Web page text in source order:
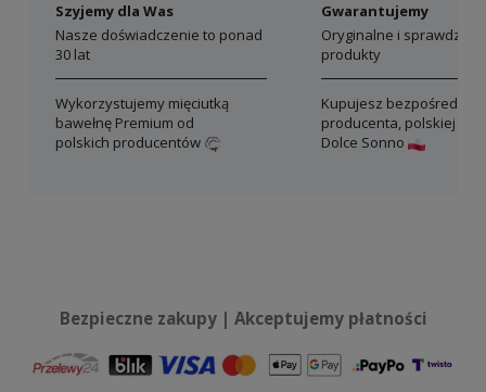
Szyjemy dla Was
Nasze doświadczenie to ponad
30 lat
Wykorzystujemy mięciutką
bawełnę Premium od
polskich producentów
Gwarantujemy
Oryginalne i sprawdzone
produkty
Kupujesz bezpośrednio
producenta, polskiej
Dolce Sonno
Bezpieczne zakupy | Akceptujemy płatności